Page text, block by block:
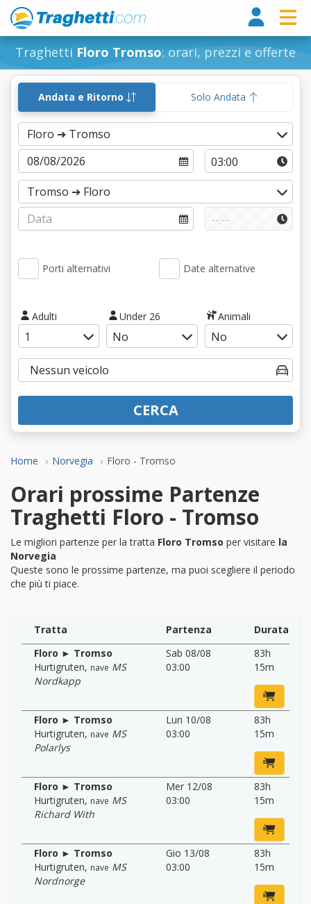
Traghetti Floro Tromso: orari, prezzi e offerte
Home Norvegia Floro - Tromso
Andata e Ritorno Solo Andata
Porti alternativi Date alternative
Adulti Under 26 Animali
CERCA
Orari prossime Partenze
Traghetti Floro - Tromso
Le migliori partenze per la tratta Floro Tromso per visitare la
Norvegia
Queste sono le prossime partenze, ma puoi scegliere il periodo
che più ti piace.
Tratta Partenza
Durata
Floro ► Tromso
Hurtigruten, nave MS
Nordkapp
Sab 08/08
03:00
83h
15m
Floro ► Tromso
Hurtigruten, nave MS
Polarlys
Lun 10/08
03:00
83h
15m
Floro ► Tromso
Hurtigruten, nave MS
Richard With
Mer 12/08
03:00
83h
15m
Floro ► Tromso
Hurtigruten, nave MS
Nordnorge
Gio 13/08
03:00
83h
15m